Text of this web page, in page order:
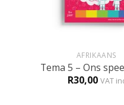
AFRIKAANS
Tema 5 – Ons
R30,00 VAT